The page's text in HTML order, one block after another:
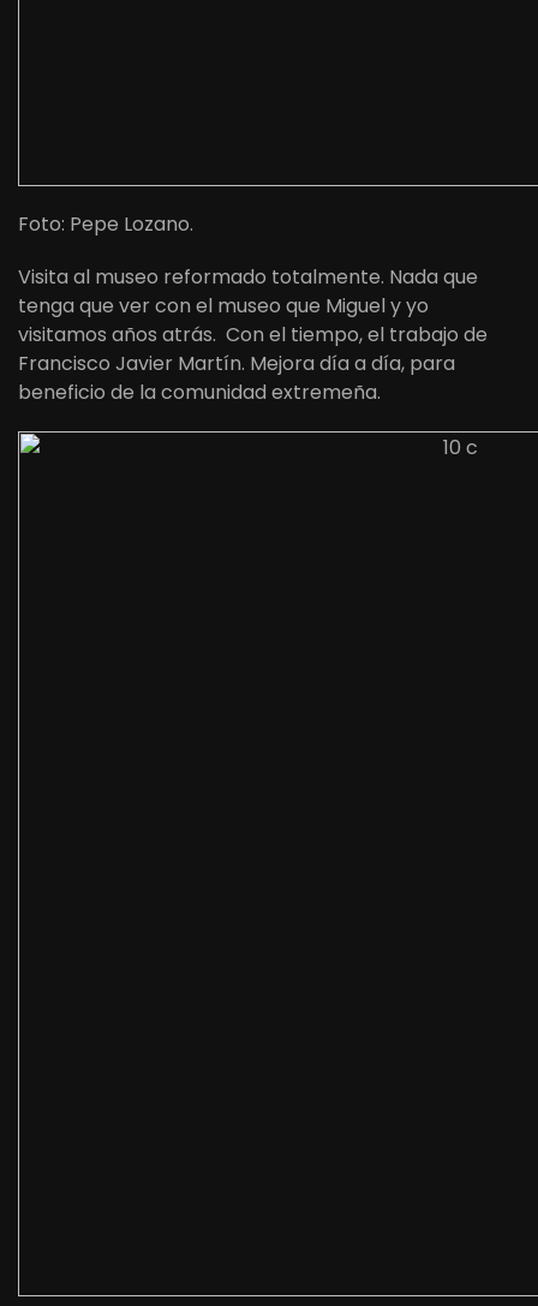
Foto: Pepe Lozano.
Visita al museo reformado totalmente. Nada que
tenga que ver con el museo que Miguel y yo
visitamos años atrás. Con el tiempo, el trabajo de
Francisco Javier Martín. Mejora día a día, para
beneficio de la comunidad extremeña.